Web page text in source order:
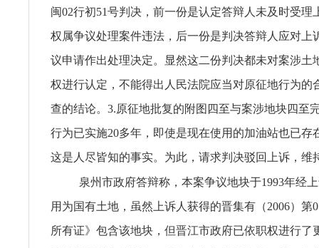
闽02行初51号判决，前一份是认定答辩人未及时受理
权属争议处理案件违法，后一份是判决答辩人应对上
议申请作出处理决定。显然这二份判决都未对案涉土
权进行认定，不能得出人民法院应当对原征地行为的
查的结论。3.原征地批复的附图四至与案涉地块四至
行为已实施20多年，即使是现在使用的加油站也已存
这是人尽皆知的事实。为此，请求判决驳回上诉，维
泉州市政府答辩称，本案争议地块于1993年经
用为国有土地，虽然上诉人获得的晋集有（2006）第
所有证》包含该地块，但晋江市政府已依职权进行了